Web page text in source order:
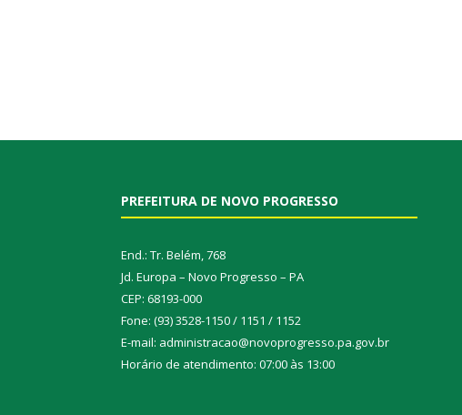
PREFEITURA DE NOVO PROGRESSO
End.: Tr. Belém, 768
Jd. Europa – Novo Progresso – PA
CEP: 68193-000
Fone: (93) 3528-1150 / 1151 / 1152
E-mail: administracao@novoprogresso.pa.gov.br
Horário de atendimento: 07:00 às 13:00